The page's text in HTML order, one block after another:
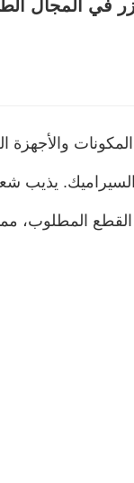
في المجال
والأجهزة
يذيب
المطلوب،